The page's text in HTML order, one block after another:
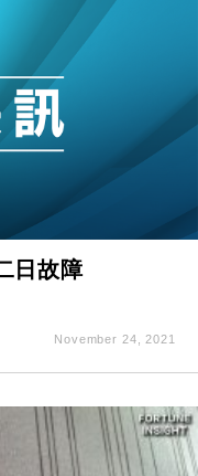
日故障
November 24, 2021